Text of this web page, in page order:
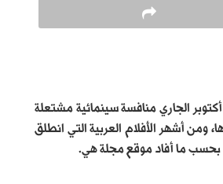
الجاري منافسة سينمائية مشتعلة
ومن أشهر الأفلام العربية التي انطلق
بحسب ما أفاد موقع مجلة هي.